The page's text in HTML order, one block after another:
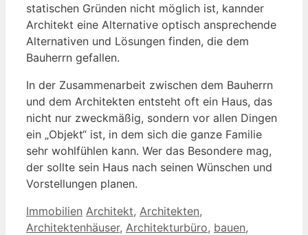
statischen Gründen nicht möglich ist, kannder
Architekt eine Alternative optisch ansprechende
Alternativen und Lösungen finden, die dem
Bauherrn gefallen.
In der Zusammenarbeit zwischen dem Bauherrn
und dem Architekten entsteht oft ein Haus, das
nicht nur zweckmäßig, sondern vor allen Dingen
ein „Objekt“ ist, in dem sich die ganze Familie
sehr wohlfühlen kann. Wer das Besondere mag,
der sollte sein Haus nach seinen Wünschen und
Vorstellungen planen.
Kategorien
Immobilien Schlagwörter
Architekt, Architekten,
Architektenhäuser, Architekturbüro, bauen,